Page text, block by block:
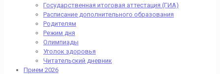
Государственная итоговая аттестация (ГИА)
Расписание дополнительного образования
Родителям
Режим дня
Олимпиады
Уголок здоровья
Читательский дневник
Прием 2026